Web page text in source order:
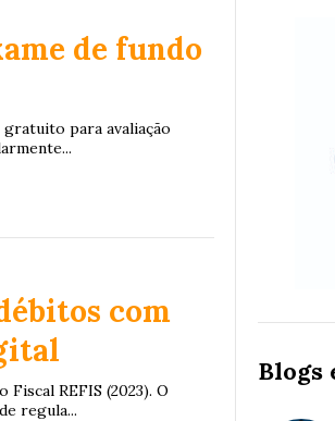
de fundo
gratuito para avaliação
com
REFIS (2023). O
regula...
Blogs